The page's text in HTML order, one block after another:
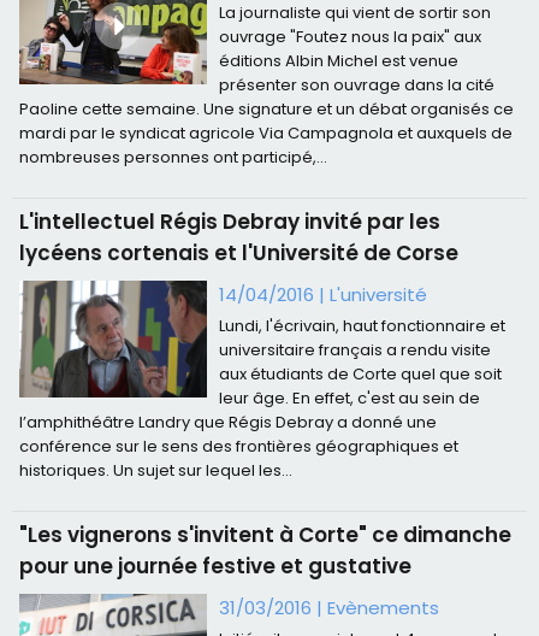
La journaliste qui vient de sortir son
ouvrage "Foutez nous la paix" aux
éditions Albin Michel est venue
présenter son ouvrage dans la cité
Paoline cette semaine. Une signature et un débat organisés ce
mardi par le syndicat agricole Via Campagnola et auxquels de
nombreuses personnes ont participé,...
L'intellectuel Régis Debray invité par les
lycéens cortenais et l'Université de Corse
14/04/2016 |L'université
Lundi, l'écrivain, haut fonctionnaire et
universitaire français a rendu visite
aux étudiants de Corte quel que soit
leur âge. En effet, c'est au sein de
l’amphithéâtre Landry que Régis Debray a donné une
conférence sur le sens des frontières géographiques et
historiques. Un sujet sur lequel les...
"Les vignerons s'invitent à Corte" ce dimanche
pour une journée festive et gustative
31/03/2016 |Evènements